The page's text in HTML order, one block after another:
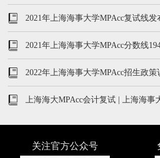
2021年上海海事大学MPAcc复试线
上复试
2021年上海海事大学MPAcc分数线
2022年上海海事大学MPAcc招生政策
上海海大MPAcc会计复试 | 上海海事
题汇总
关注官方公众号